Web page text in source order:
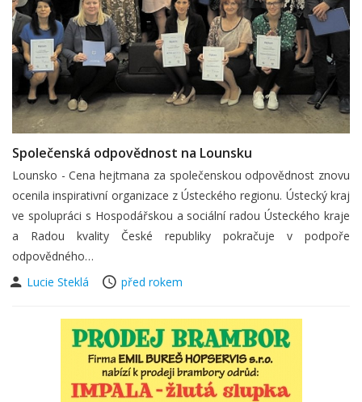
Společenská odpovědnost na Lounsku
Lounsko - Cena hejtmana za společenskou odpovědnost znovu
ocenila inspirativní organizace z Ústeckého regionu. Ústecký kraj
ve spolupráci s Hospodářskou a sociální radou Ústeckého kraje
a Radou kvality České republiky pokračuje v podpoře
odpovědného…
Lucie Steklá
před rokem